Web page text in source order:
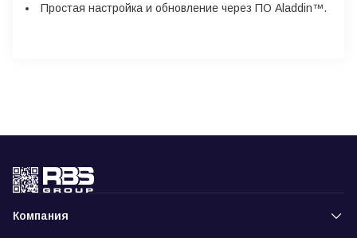
Простая настройка и обновление через ПО Aladdin™.
Компания